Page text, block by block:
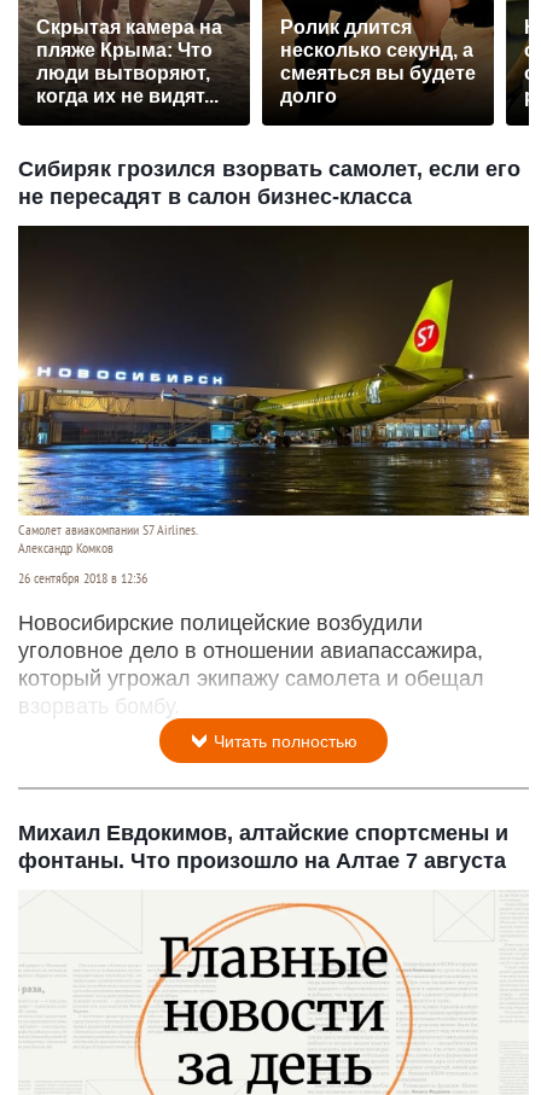
Скрытая камера на
пляже Крыма: Что
люди вытворяют,
когда их не видят...
Ролик длится
несколько секунд, а
смеяться вы будете
долго
Сибиряк грозился взорвать самолет, если его
не пересадят в салон бизнес-класса
Самолет авиакомпании S7 Airlines.
Александр Комков
26 сентября 2018 в 12:36
Новосибирские полицейские возбудили
уголовное дело в отношении авиапассажира,
который угрожал экипажу самолета и обещал
взорвать бомбу.
Читать полностью
Михаил Евдокимов, алтайские спортсмены и
фонтаны. Что произошло на Алтае 7 августа